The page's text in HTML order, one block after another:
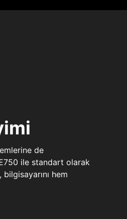
de
ile standart olarak
hem